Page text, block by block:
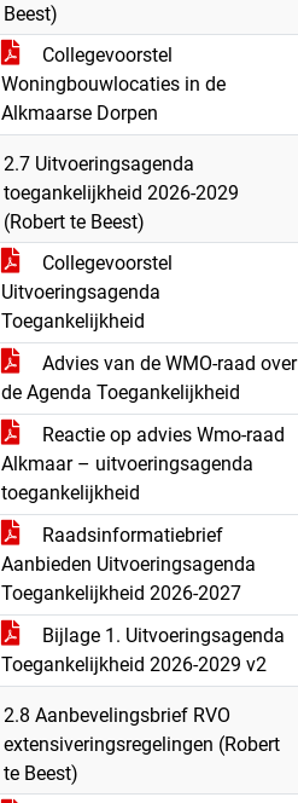
Beest)
Collegevoorstel
Woningbouwlocaties in de
Alkmaarse Dorpen
2.7 Uitvoeringsagenda
toegankelijkheid 2026-2029
(Robert te Beest)
Collegevoorstel
Uitvoeringsagenda
Toegankelijkheid
Advies van de WMO-raad over
de Agenda Toegankelijkheid
Reactie op advies Wmo-raad
Alkmaar – uitvoeringsagenda
toegankelijkheid
Raadsinformatiebrief
Aanbieden Uitvoeringsagenda
Toegankelijkheid 2026-2027
Bijlage 1. Uitvoeringsagenda
Toegankelijkheid 2026-2029 v2
2.8 Aanbevelingsbrief RVO
extensiveringsregelingen (Robert
te Beest)